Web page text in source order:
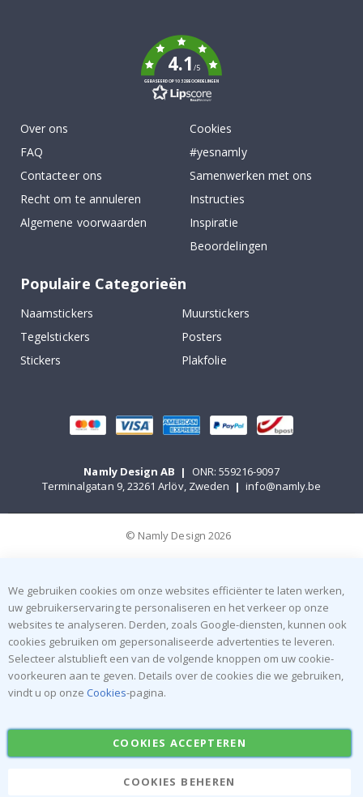
4.1/5
GEBASEERD OP 1032 BEOORDELINGEN
Over ons
FAQ
Contacteer ons
Recht om te annuleren
Algemene voorwaarden
Cookies
#yesnamly
Samenwerken met ons
Instructies
Inspiratie
Beoordelingen
Populaire Categorieën
Naamstickers
Muurstickers
Tegelstickers
Posters
Stickers
Plakfolie
Namly Design AB |
ONR: 559216-9097
Terminalgatan 9, 23261 Arlöv, Zweden | info@namly.be
© Namly Design 2026
We gebruiken cookies om onze websites efficiënter te laten werken,
uw gebruikerservaring te personaliseren en het verkeer op onze
websites te analyseren. Derden, zoals Google-diensten, kunnen ook
cookies gebruiken om gepersonaliseerde advertenties te leveren.
Selecteer alstublieft een van de volgende knoppen om uw cookie-
voorkeuren aan te geven. Details over de cookies die we gebruiken,
vindt u op onze Cookies-pagina.
COOKIES ACCEPTEREN
COOKIES BEHEREN